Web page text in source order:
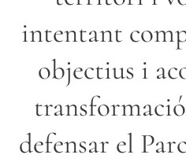
intentant
objectius i
defensar el